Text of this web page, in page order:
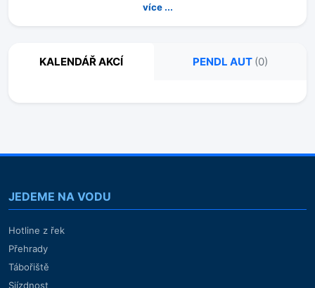
více ...
KALENDÁŘ AKCÍ PENDL AUT (0)
JEDEME NA VODU
Hotline z řek
Přehrady
Tábořiště
Sjízdnost